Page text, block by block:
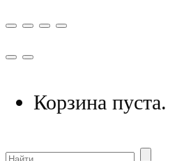
Корзина пуста.